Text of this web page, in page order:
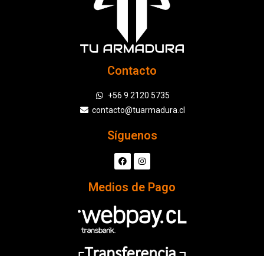
Contacto
+56 9 2120 5735
contacto@tuarmadura.cl
Síguenos
Medios de Pago